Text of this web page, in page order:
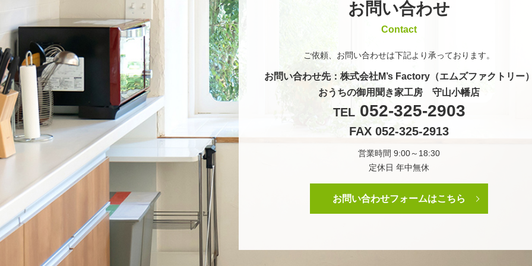
お問い合わせ
Contact
ご依頼、お問い合わせは下記より承っております。
お問い合わせ先：株式会社M’s Factory（エムズファクトリー
おうちの御用聞き家工房 守山小幡店
TEL052-325-2903
FAX 052-325-2913
営業時間 9:00～18:30
定休日 年中無休
お問い合わせフォームはこちら